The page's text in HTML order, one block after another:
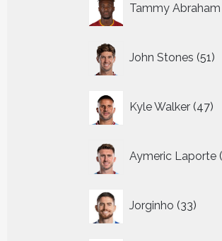
Tammy Abraham
John Stones 51
Kyle Walker 47
Aymeric Laporte
Jorginho 33